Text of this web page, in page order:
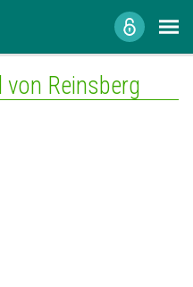
Reinsberg